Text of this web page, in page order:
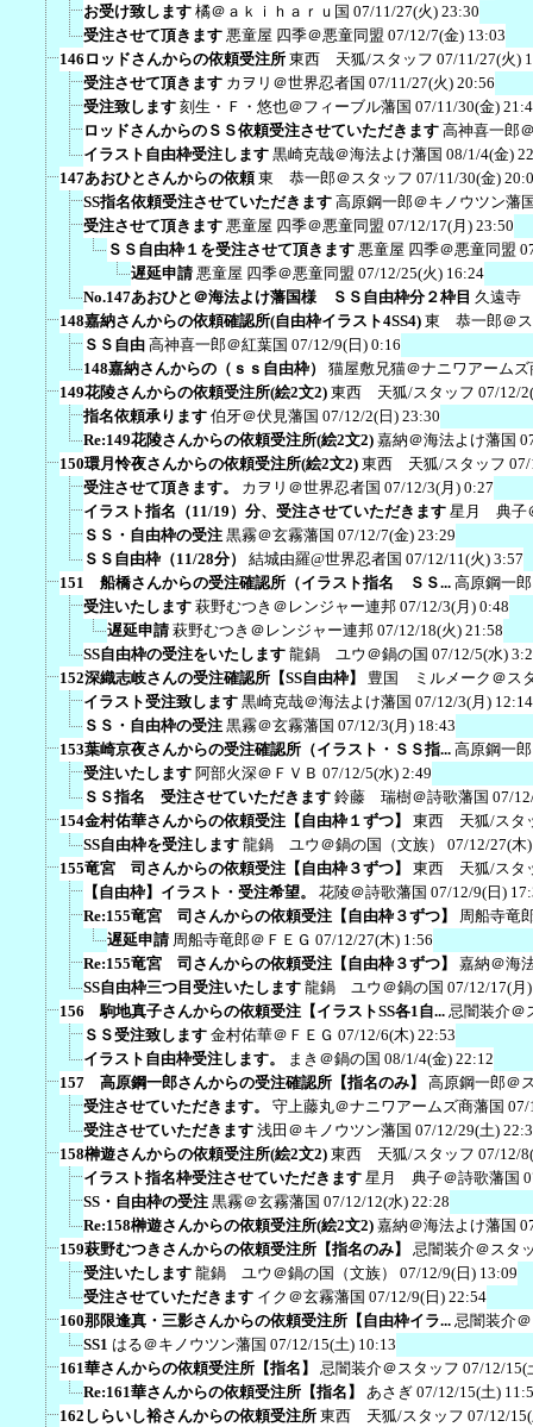
お受け致します 橘＠ａｋｉｈａｒｕ国 07/11/27(火) 23:30
受注させて頂きます 悪童屋 四季＠悪童同盟 07/12/7(金) 13:03
146ロッドさんからの依頼受注所 東西 天狐/スタッフ 07/11/27(火)
受注させて頂きます カヲリ＠世界忍者国 07/11/27(火) 20:56
受注致します 刻生・Ｆ・悠也＠フィーブル藩国 07/11/30(金)
ロッドさんからのＳＳ依頼受注させていただきます 高神喜一郎
イラスト自由枠受注します 黒崎克哉＠海法よけ藩国 08/1/4(金)
147あおひとさんからの依頼 東 恭一郎＠スタッフ 07/11/30(金)
SS指名依頼受注させていただきます 高原鋼一郎＠キノウツン藩
受注させて頂きます 悪童屋 四季＠悪童同盟 07/12/17(月) 23:50
ＳＳ自由枠１を受注させて頂きます 悪童屋 四季＠悪童同盟
遅延申請 悪童屋 四季＠悪童同盟 07/12/25(火) 16:24
No.147あおひと＠海法よけ藩国様 ＳＳ自由枠分２枠目 久遠寺
148嘉納さんからの依頼確認所(自由枠イラスト4SS4) 東 恭一郎＠
ＳＳ自由 高神喜一郎＠紅葉国 07/12/9(日) 0:16
148嘉納さんからの（ｓｓ自由枠）
猫屋敷兄猫＠ナニワアームズ
149花陵さんからの依頼受注所(絵2文2) 東西 天狐/スタッフ 07/12/
指名依頼承ります 伯牙＠伏見藩国 07/12/2(日) 23:30
Re:149花陵さんからの依頼受注所(絵2文2) 嘉納＠海法よけ藩国
150環月怜夜さんからの依頼受注所(絵2文2) 東西 天狐/スタッフ
受注させて頂きます。
カヲリ＠世界忍者国 07/12/3(月) 0:27
イラスト指名（11/19）分、受注させていただきます 星月 典子
ＳＳ・自由枠の受注 黒霧＠玄霧藩国 07/12/7(金) 23:29
ＳＳ自由枠（11/28分）
結城由羅@世界忍者国 07/12/11(火) 3:57
151 船橋さんからの受注確認所（イラスト指名 ＳＳ... 高原鋼一
受注いたします 萩野むつき＠レンジャー連邦 07/12/3(月) 0:48
遅延申請 萩野むつき＠レンジャー連邦 07/12/18(火) 21:58
SS自由枠の受注をいたします 龍鍋 ユウ＠鍋の国 07/12/5(水)
152深織志岐さんの受注確認所【SS自由枠】
豊国 ミルメーク＠ス
イラスト受注致します 黒崎克哉＠海法よけ藩国 07/12/3(月) 12:14
ＳＳ・自由枠の受注 黒霧＠玄霧藩国 07/12/3(月) 18:43
153葉崎京夜さんからの受注確認所（イラスト・ＳＳ指... 高原鋼一
受注いたします 阿部火深＠ＦＶＢ 07/12/5(水) 2:49
ＳＳ指名 受注させていただきます 鈴藤 瑞樹＠詩歌藩国 07/
154金村佑華さんからの依頼受注【自由枠１ずつ】
東西 天狐/スタ
SS自由枠を受注します 龍鍋 ユウ＠鍋の国（文族）
07/12/27(木
155竜宮 司さんからの依頼受注【自由枠３ずつ】
東西 天狐/スタ
【自由枠】イラスト・受注希望。
花陵＠詩歌藩国 07/12/9(日)
Re:155竜宮 司さんからの依頼受注【自由枠３ずつ】
周船寺竜
遅延申請 周船寺竜郎＠ＦＥＧ 07/12/27(木) 1:56
Re:155竜宮 司さんからの依頼受注【自由枠３ずつ】
嘉納＠海
SS自由枠三つ目受注いたします 龍鍋 ユウ＠鍋の国 07/12/17(月
156 駒地真子さんからの依頼受注【イラストSS各1自... 忌闇装介＠
ＳＳ受注致します 金村佑華＠ＦＥＧ 07/12/6(木) 22:53
イラスト自由枠受注します。
まき＠鍋の国 08/1/4(金) 22:12
157 高原鋼一郎さんからの受注確認所【指名のみ】
高原鋼一郎＠
受注させていただきます。
守上藤丸＠ナニワアームズ商藩国 07/
受注させていただきます 浅田＠キノウツン藩国 07/12/29(土)
158榊遊さんからの依頼受注所(絵2文2) 東西 天狐/スタッフ 07/12/
イラスト指名枠受注させていただきます 星月 典子＠詩歌藩国
SS・自由枠の受注 黒霧＠玄霧藩国 07/12/12(水) 22:28
Re:158榊遊さんからの依頼受注所(絵2文2) 嘉納＠海法よけ藩国
159萩野むつきさんからの依頼受注所【指名のみ】
忌闇装介＠スタ
受注いたします 龍鍋 ユウ＠鍋の国（文族）
07/12/9(日) 13:09
受注させていただきます イク＠玄霧藩国 07/12/9(日) 22:54
160那限逢真・三影さんからの依頼受注所【自由枠イラ... 忌闇装介
SS1 はる＠キノウツン藩国 07/12/15(土) 10:13
161華さんからの依頼受注所【指名】
忌闇装介＠スタッフ 07/12/15(
Re:161華さんからの依頼受注所【指名】
あさぎ 07/12/15(土)
162しらいし裕さんからの依頼受注所 東西 天狐/スタッフ 07/12/